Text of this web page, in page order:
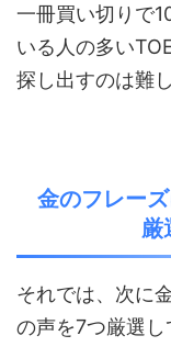
一冊買い切りで
いる人の多い
探し出すのは難
金のフレー
厳
それでは、次に
の声を7つ厳選し